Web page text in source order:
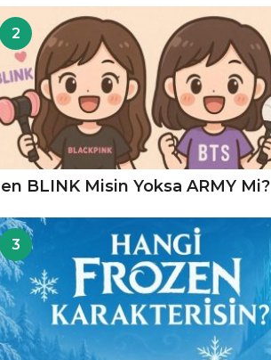
2
BLINK Misin Yoksa ARMY Mi?
3